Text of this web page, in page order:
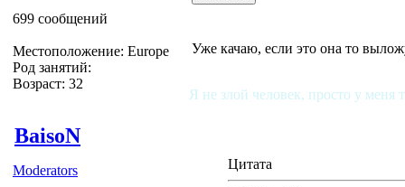
699 сообщений
Местоположение: Europe
Род занятий:
Возраст: 32
Уже качаю, если это она то
Я не злой человек, просто у меня
BaisoN
Moderators Цитата